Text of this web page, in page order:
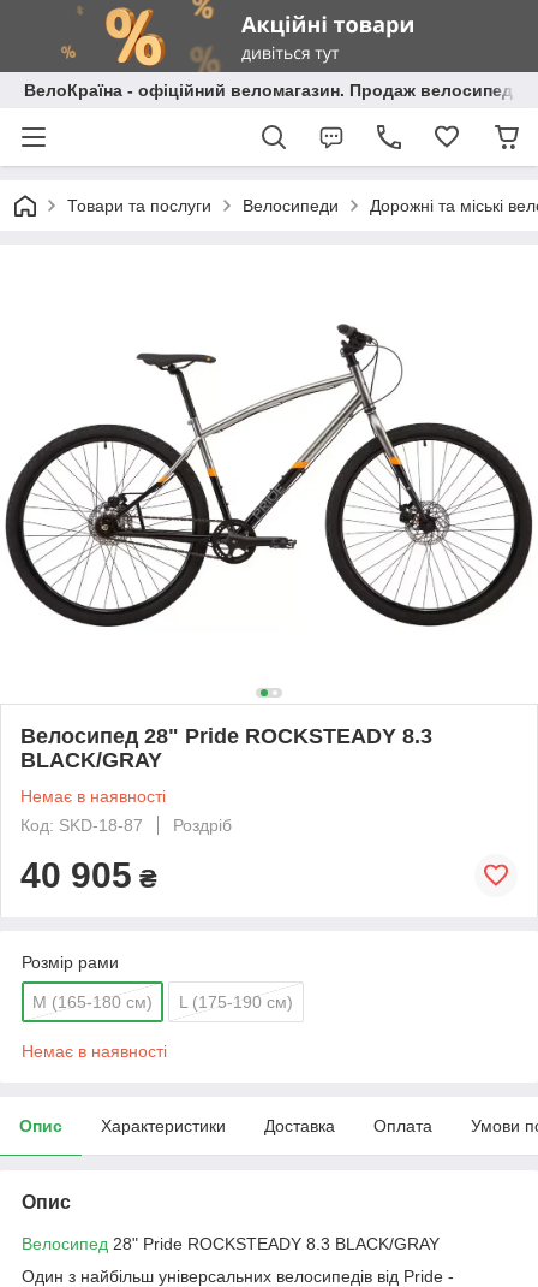
ВелоКраїна - офіційний веломагазин. Продаж велосипедів
Товари та послуги Велосипеди Дорожні та міські
Велосипед 28" Pride ROCKSTEADY 8.3
BLACK/GRAY
Немає в наявності
Код: SKD-18-87
Роздріб
40 905 ₴
Розмір рами
M (165-180 см) L (175-190 см)
Немає в наявності
Опис Характеристики Доставка Оплата Умови
Опис
Велосипед 28" Pride ROCKSTEADY 8.3 BLACK/GRAY
Один з найбільш універсальних велосипедів від Pride -